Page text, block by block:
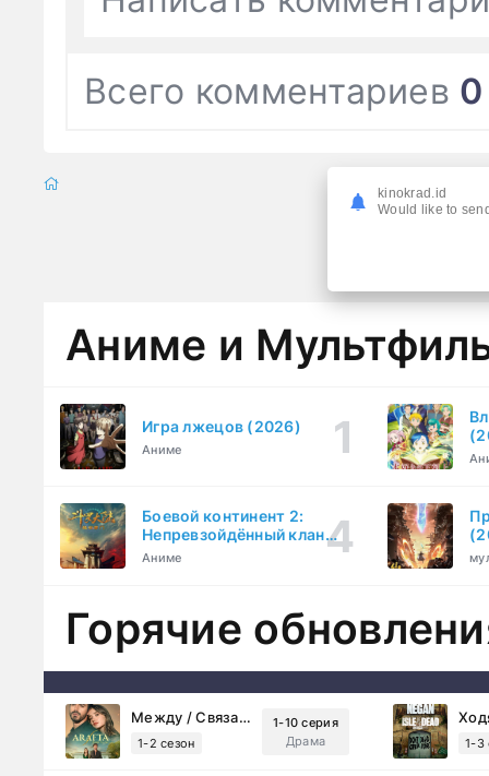
Всего комментариев 0
Аниме и
Игра лжецов (2026)
Аниме
Боевой континент 2:
Непревзойдённый клан
Тан (2023)
Аниме
Горячие
Между / Связанные судьбой (2025)
1-2 сезон
1-10 серия
Драма
1-3
kinokrad.id
Would like to